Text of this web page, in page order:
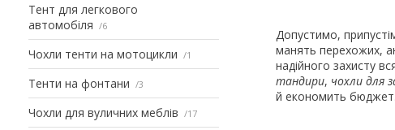
Тент для легкового
автомобіля
6
Чохли тенти на мотоцикли 1
Тенти на фонтани 3
Чохли для вуличних меблів 17
Допустимо,
манять перехожих,
надійного захисту
тандири, чохли для
й економить